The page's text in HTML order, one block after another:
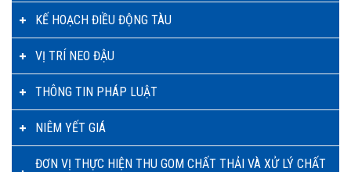
KẾ HOẠCH ĐIỀU ĐỘNG TÀU
VỊ TRÍ NEO ĐẬU
THÔNG TIN PHÁP LUẬT
NIÊM YẾT GIÁ
ĐƠN VỊ THỰC HIỆN THU GOM CHẤT THẢI VÀ XỬ LÝ CHẤT